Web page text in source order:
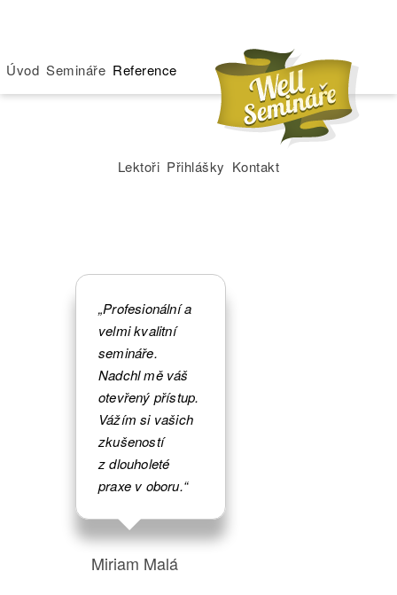
Úvod Semináře Reference
Lektoři Přihlášky Kontakt
„Profesionální a
velmi kvalitní
semináře.
Nadchl mě váš
otevřený přístup.
Vážím si vašich
zkušeností
z dlouholeté
praxe v oboru.“
Miriam Malá